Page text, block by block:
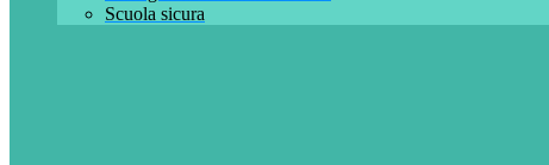
Scuola sicura